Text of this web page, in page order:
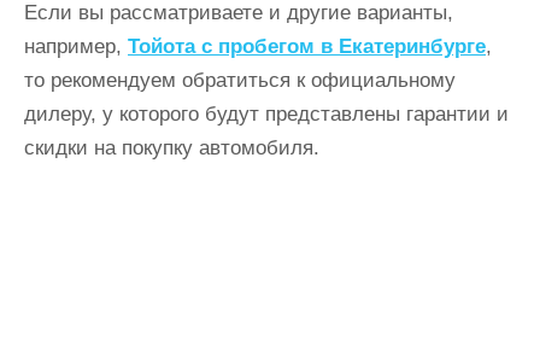
Если вы рассматриваете и другие варианты,
например, Тойота с пробегом в Екатеринбурге,
то рекомендуем обратиться к официальному
дилеру, у которого будут представлены гарантии и
скидки на покупку автомобиля.